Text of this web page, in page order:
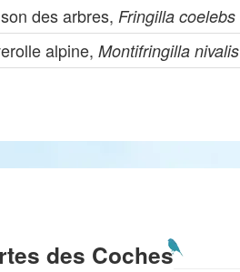
des arbres, Fringilla coelebs
alpine,Montifringilla nivalis
des Coches